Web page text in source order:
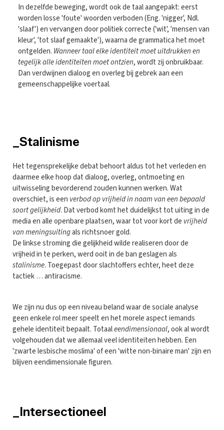
In dezelfde beweging, wordt ook de taal aangepakt: eerst
worden losse 'foute' woorden verboden (Eng. 'nigger', Ndl.
'slaaf') en vervangen door politiek correcte ('wit', 'mensen van
kleur', 'tot slaaf gemaakte'), waarna de grammatica het moet
ontgelden. Wanneer taal elke identiteit moet uitdrukken en
tegelijk alle identiteiten moet ontzien, wordt zij onbruikbaar.
Dan verdwijnen dialoog en overleg bij gebrek aan een
gemeenschappelijke voertaal.
_Stalinisme
Het tegensprekelijke debat behoort aldus tot het verleden en
daarmee elke hoop dat dialoog, overleg, ontmoeting en
uitwisseling bevorderend zouden kunnen werken. Wat
overschiet, is een verbod op vrijheid in naam van een bepaald
soort gelijkheid. Dat verbod komt het duidelijkst tot uiting in de
media en alle openbare plaatsen, waar tot voor kort de vrijheid
van meningsuitingals richtsnoer gold.
De linkse stroming die gelijkheid wilde realiseren door de
vrijheid in te perken, werd ooit in de ban geslagen als
stalinisme. Toegepast door slachtoffers echter, heet deze
tactiek … antiracisme.
We zijn nu dus op een niveau beland waar de sociale analyse
geen enkele rol meer speelt en het morele aspect iemands
gehele identiteit bepaalt. Totaaleendimensionaal, ook al wordt
volgehouden dat we allemaal veel identiteiten hebben. Een
'zwarte lesbische moslima' of een 'witte non-binaire man' zijn en
blijven eendimensionale figuren.
_Intersectioneel